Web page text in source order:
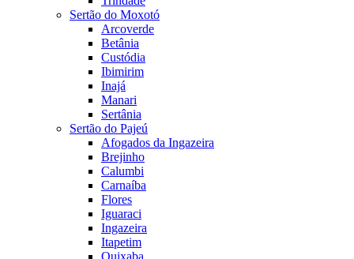
Sertão do Moxotó
Arcoverde
Betânia
Custódia
Ibimirim
Inajá
Manari
Sertânia
Sertão do Pajeú
Afogados da Ingazeira
Brejinho
Calumbi
Carnaíba
Flores
Iguaraci
Ingazeira
Itapetim